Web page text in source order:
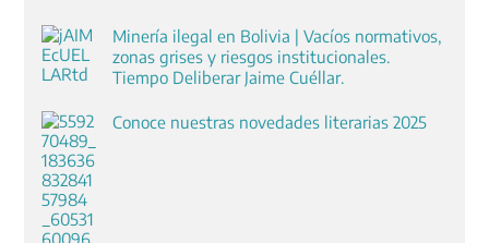
Minería ilegal en Bolivia | Vacíos normativos,
zonas grises y riesgos institucionales.
Tiempo Deliberar Jaime Cuéllar.
Conoce nuestras novedades literarias 2025